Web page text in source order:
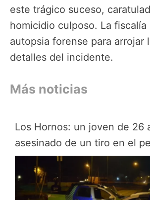
este trágico suceso,
homicidio culposo. La fiscalía
autopsia forense para arrojar
detalles del incidente.
Más noticias
Los Hornos: un joven de 26
asesinado de un tiro en el